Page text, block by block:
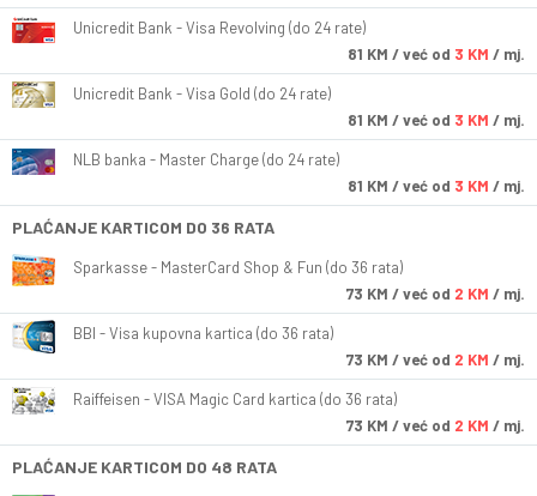
Unicredit Bank - Visa Revolving (do 24 rate)
81 KM / već od 3 KM / mj.
Unicredit Bank - Visa Gold (do 24 rate)
81 KM / već od 3 KM / mj.
NLB banka - Master Charge (do 24 rate)
81 KM / već od 3 KM / mj.
PLAĆANJE KARTICOM DO 36 RATA
Sparkasse - MasterCard Shop & Fun (do 36 rata)
73 KM / već od 2 KM / mj.
BBI - Visa kupovna kartica (do 36 rata)
73 KM / već od 2 KM / mj.
Raiffeisen - VISA Magic Card kartica (do 36 rata)
73 KM / već od 2 KM / mj.
PLAĆANJE KARTICOM DO 48 RATA